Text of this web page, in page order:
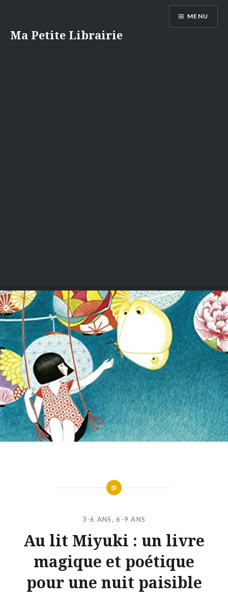
contenu
Ma Petite Librairie
MENU
3-6 ANS,6-9 ANS
Au lit Miyuki : un livre
magique et poétique
pour une nuit paisible